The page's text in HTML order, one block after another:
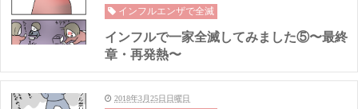
インフルエンザで全滅
インフルで一家全滅してみました⑤〜最終
章・再発熱〜
2018年3月25日日曜日